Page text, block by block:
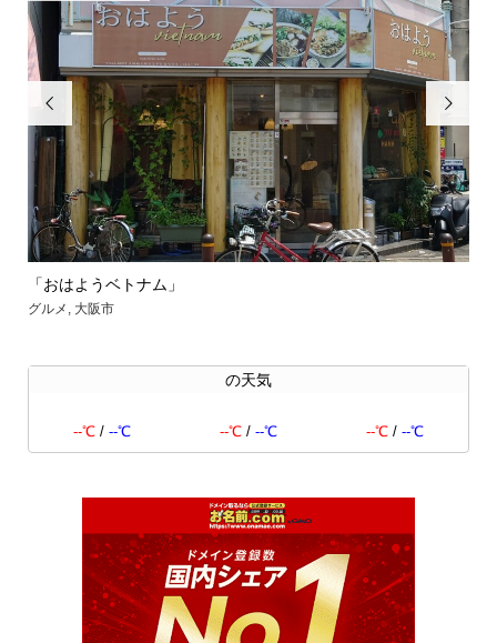

「おはようベトナム」
グルメ , 大阪市

の天気
--℃/ --℃ --℃/ --℃ --℃ /--℃